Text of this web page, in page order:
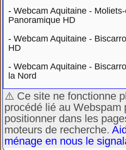
-Webcam Aquitaine -
Panoramique HD
-Webcam Aquitaine -
HD
-Webcam Aquitaine -
la Nord
⚠️ Ce site ne fonctionne
procédé lié au Webspam
positionner dans les
moteurs de recherche.
ménage en nous le